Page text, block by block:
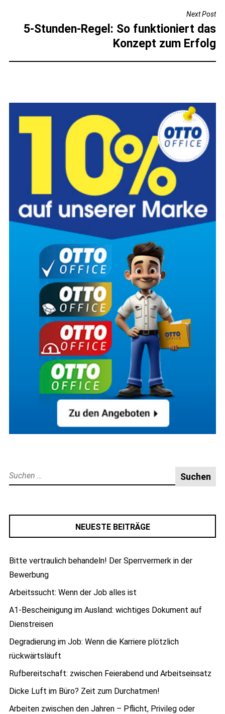
Next Post
5-Stunden-Regel: So funktioniert das
Konzept zum Erfolg
Suche
nach:
NEUESTE BEITRÄGE
Bitte vertraulich behandeln! Der Sperrvermerk in der
Bewerbung
Arbeitssucht: Wenn der Job alles ist
A1-Bescheinigung im Ausland: wichtiges Dokument auf
Dienstreisen
Degradierung im Job: Wenn die Karriere plötzlich
rückwärtsläuft
Rufbereitschaft: zwischen Feierabend und Arbeitseinsatz
Dicke Luft im Büro? Zeit zum Durchatmen!
Arbeiten zwischen den Jahren – Pflicht, Privileg oder